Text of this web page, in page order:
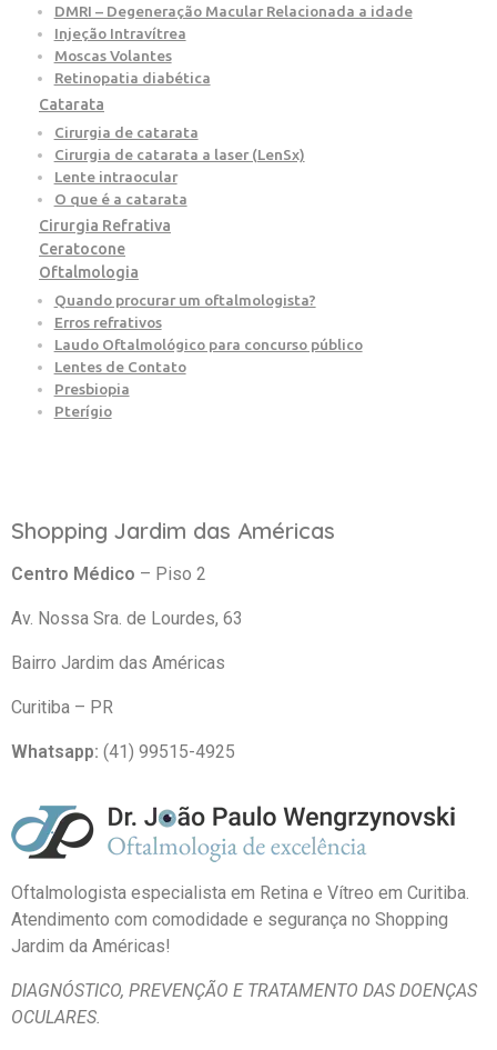
DMRI – Degeneração Macular Relacionada a idade
Injeção Intravítrea
Moscas Volantes
Retinopatia diabética
Catarata
Cirurgia de catarata
Cirurgia de catarata a laser (LenSx)
Lente intraocular
O que é a catarata
Cirurgia Refrativa
Ceratocone
Oftalmologia
Quando procurar um oftalmologista?
Erros refrativos
Laudo Oftalmológico para concurso público
Lentes de Contato
Presbiopia
Pterígio
Shopping Jardim das Américas
Centro Médico – Piso 2
Av. Nossa Sra. de Lourdes, 63
Bairro Jardim das Américas
Curitiba – PR
Whatsapp: (41) 99515-4925
Oftalmologista especialista em Retina e Vítreo em Curitiba.
Atendimento com comodidade e segurança no Shopping
Jardim da Américas!
DIAGNÓSTICO, PREVENÇÃO E TRATAMENTO DAS DOENÇAS
OCULARES.